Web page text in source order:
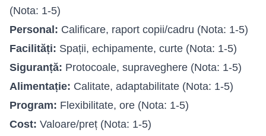
(Nota: 1-5)
Personal: Calificare, raport copii/cadru (Nota: 1-5)
Facilități: Spații, echipamente, curte (Nota: 1-5)
Siguranță: Protocoale, supraveghere (Nota: 1-5)
Alimentație: Calitate, adaptabilitate (Nota: 1-5)
Program: Flexibilitate, ore (Nota: 1-5)
Cost: Valoare/preț (Nota: 1-5)